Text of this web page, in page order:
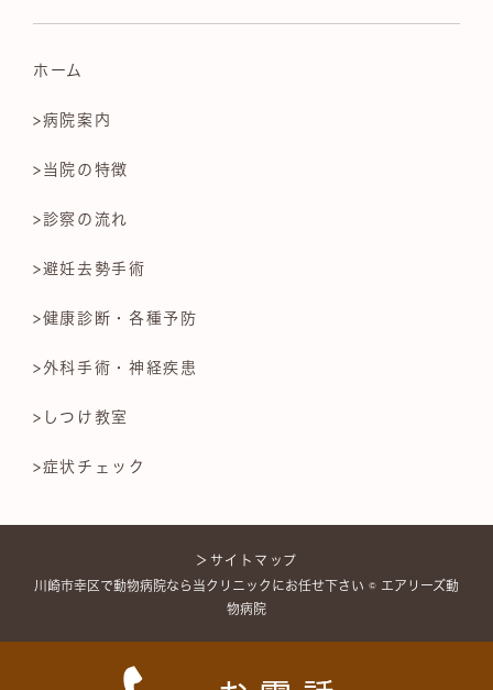
ホーム
>病院案内
>当院の特徴
>診察の流れ
>避妊去勢手術
>健康診断・各種予防
>外科手術・神経疾患
>しつけ教室
>症状チェック
＞サイトマップ
川崎市幸区で動物病院なら当クリニックにお任せ下さい © エアリーズ動
物病院